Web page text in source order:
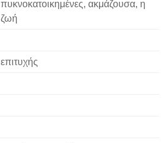
πυκνοκατοικημένες, ακμάζουσα, η
ζωή
επιτυχής